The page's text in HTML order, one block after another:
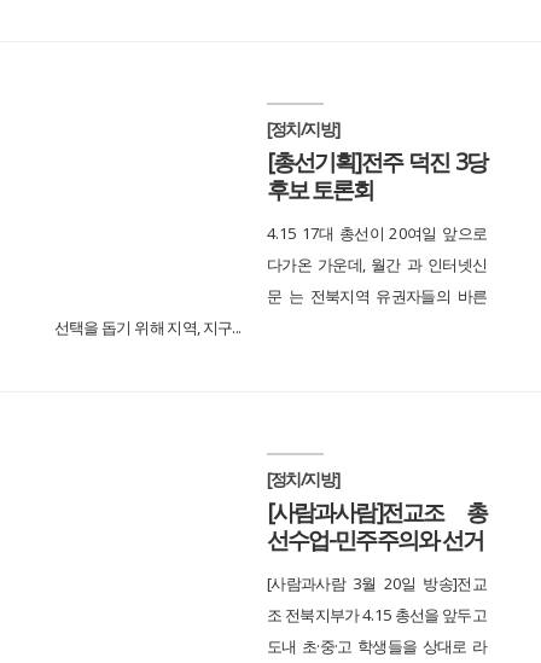
[정치/지방]
[총선기획]전주 덕진 3당
후보 토론회
4.15 17대 총선이 20여일 앞으로
다가온 가운데, 월간 과 인터넷신
문 는 전북지역 유권자들의 바른
선택을 돕기 위해 지역, 지구...
[정치/지방]
[사람과사람]전교조 총
선수업-민주주의와 선거
[사람과사람 3월 20일 방송]전교
조 전북지부가 4.15 총선을 앞두고
도내 초·중·고 학생들을 상대로 라